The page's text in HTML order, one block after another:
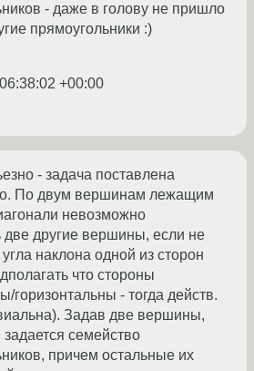
- даже в голову не пришло
прямоугольники :)
+00:00
- задача поставлена
По двум вершинам лежащим
невозможно
две другие вершины, если не
наклона одной из сторон
что стороны
горизонтальны - тогда действ.
Задав две вершины,
семейство
причем остальные их